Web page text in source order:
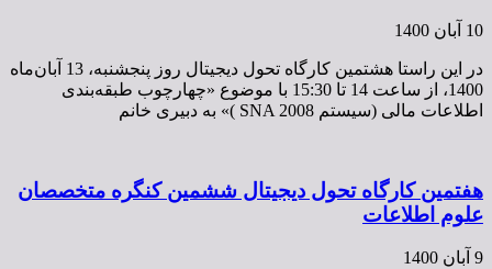
10 آبان 1400
در این راستا هشتمین کارگاه تحول دیجیتال روز پنجشنبه، 13 آبان‌ماه
1400، از ساعت 14 تا 15:30 با موضوع «چهارچوب طبقه‌بندی
اطلاعات مالی (سیستم SNA 2008 )» به دبیری خانم
هفتمین کارگاه تحول دیجیتال ششمین کنگره متخصصان
علوم اطلاعات
9 آبان 1400